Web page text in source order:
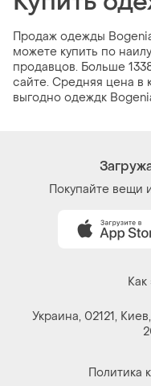
Продаж одежды
можете купить по
продавцов. Больше
сайте. Средняя цена в
выгодно одеждк
Покупайте вещи
Как
Украина, 02121,
Политика